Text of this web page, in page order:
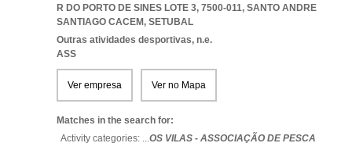
R DO PORTO DE SINES LOTE 3, 7500-011, SANTO ANDRE
SANTIAGO CACEM, SETUBAL
Outras atividades desportivas, n.e.
ASS
Ver empresa Ver no Mapa
Matches in the search for:
Activity categories: ...OS VILAS - ASSOCIAÇÃO DE PESCA